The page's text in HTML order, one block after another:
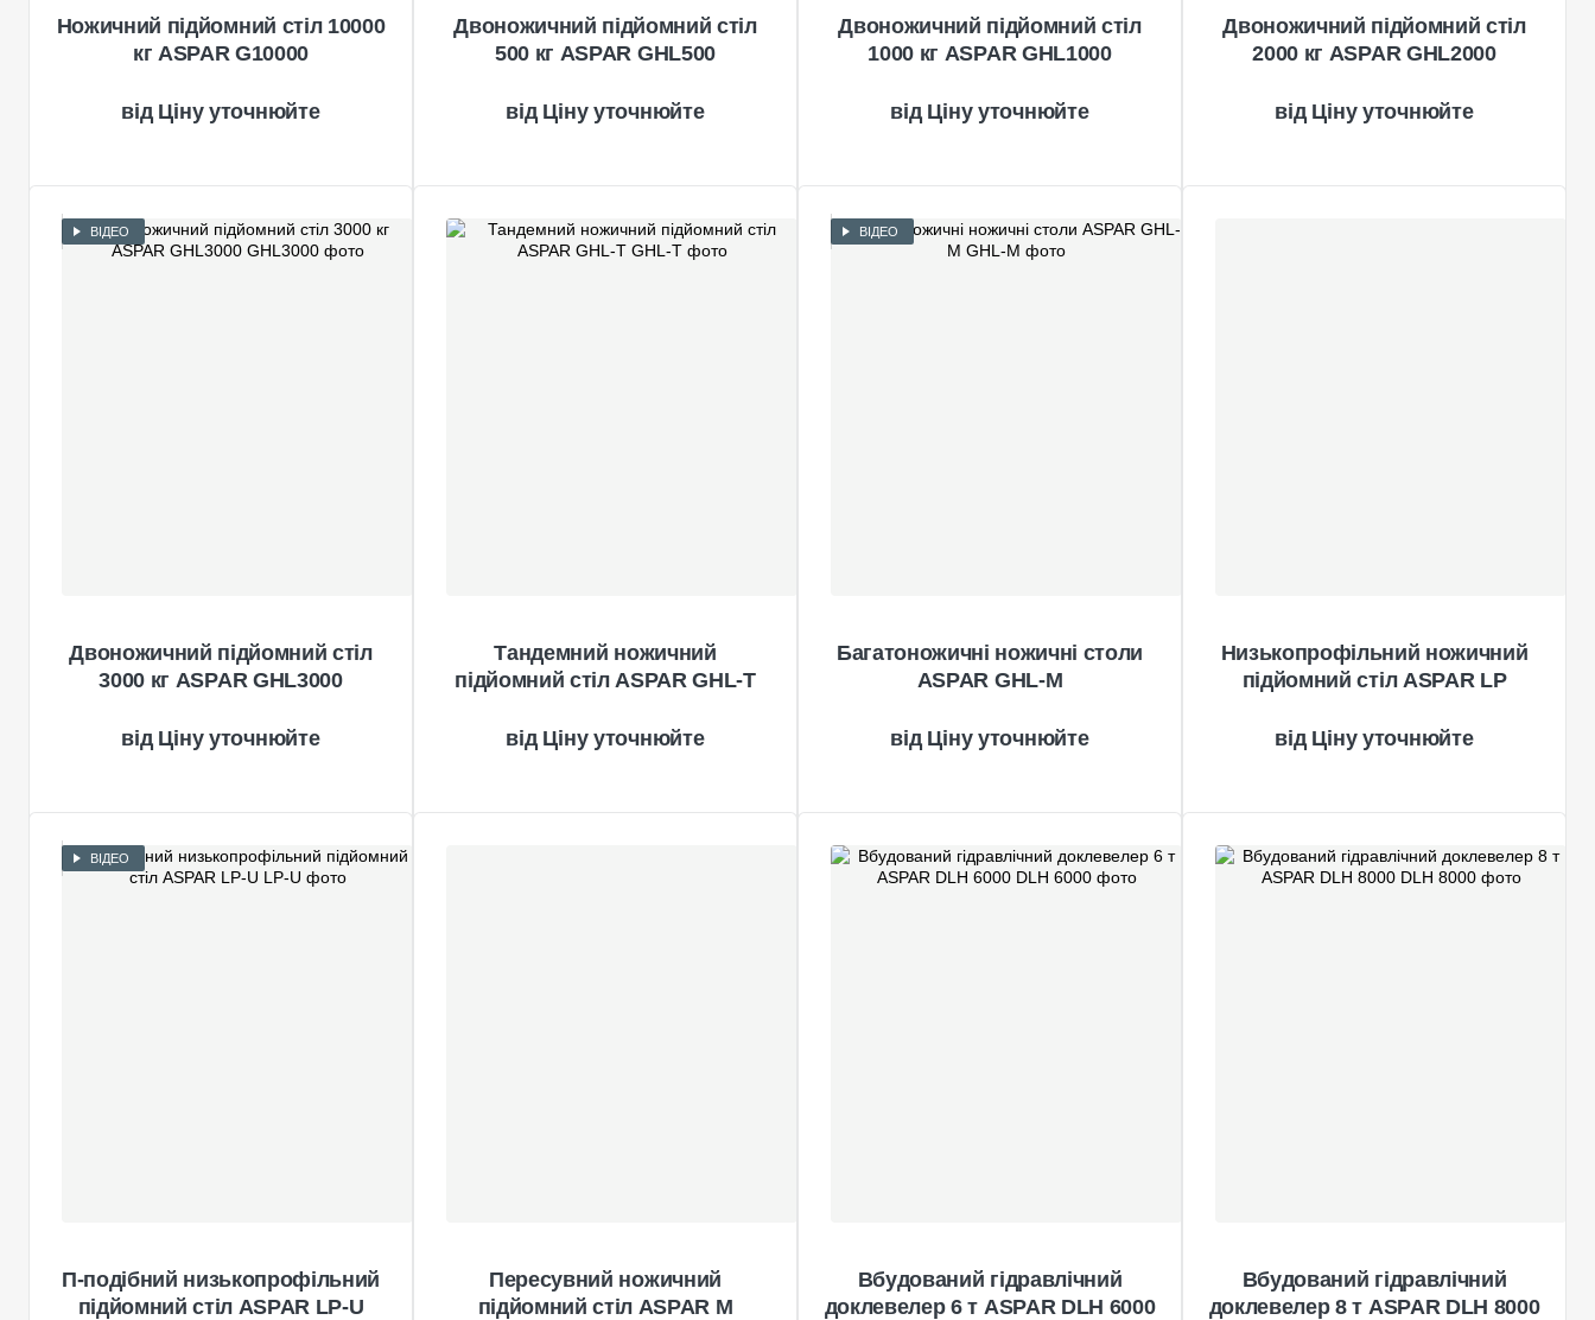
Ножичний підйомний стіл 10000
кг ASPAR G10000
Ціну уточнюйте
Двоножичний підйомний стіл
500 кг ASPAR GHL500
Ціну уточнюйте
Двоножичний підйомний стіл
1000 кг ASPAR GHL1000
Ціну уточнюйте
Двоножичний підйомний стіл
2000 кг ASPAR GHL2000
Ціну уточнюйте
ВІДЕО
Двоножичний підйомний стіл
3000 кг ASPAR GHL3000
Ціну уточнюйте
Тандемний ножичний
підйомний стіл ASPAR GHL-T
Ціну уточнюйте
ВІДЕО
Багатоножичні ножичні столи
ASPAR GHL-M
Ціну уточнюйте
Низькопрофільний ножичний
підйомний стіл ASPAR LP
Ціну уточнюйте
ВІДЕО
П-подібний низькопрофільний
підйомний стіл ASPAR LP-U
Пересувний ножичний
підйомний стіл ASPAR M
Вбудований гідравлічний
доклевелер 6 т ASPAR DLH 6000
Вбудований гідравлічний
доклевелер 8 т ASPAR DLH 8000